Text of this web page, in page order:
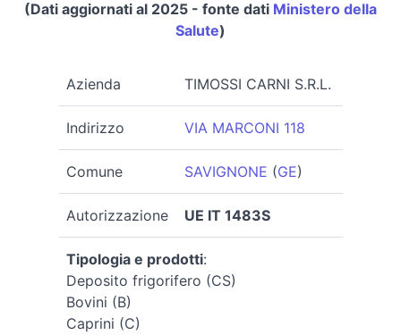
(Dati aggiornati al 2025 - fonte dati Ministero della
Salute)
Azienda TIMOSSI CARNI S.R.L.
Indirizzo VIA MARCONI 118
Comune SAVIGNONE (GE)
Autorizzazione UE IT 1483S
Tipologia e prodotti:
Deposito frigorifero (CS)
Bovini (B)
Caprini (C)